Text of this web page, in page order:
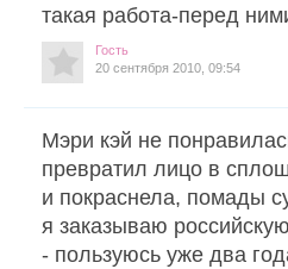
такая работа-перед
Гость
20 сентября 2010, 09:54
Мэри кэй не
превратил лицо в
и покраснела, помады
я заказываю
- пользуюсь уже два